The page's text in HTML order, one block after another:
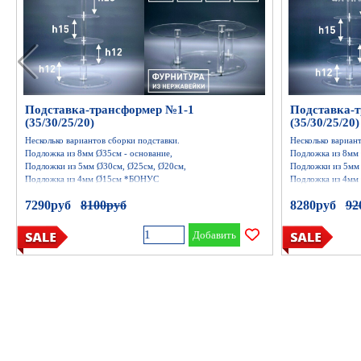
Подставка-трансформер №1-1
(35/30/25/20)
Несколько вариантов сборки подставки.
Подложка из 8мм Ø35см - основание,
Подложки из 5мм Ø30см, Ø25см, Ø20см,
Подложка из 4мм Ø15см *БОНУС
Стержень 30мм -12см - 1шт (бонус), 15см- 1шт, 20см - 1шт
7290руб Цена без скидки
8100руб
Добавить
Подставка-
(35/30/25/
Несколько
Подложка из 8мм
Подложки из
Подложка из
Стержень 30мм -
8280руб